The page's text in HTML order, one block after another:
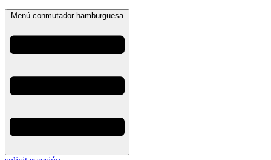
Menú conmutador hamburguesa